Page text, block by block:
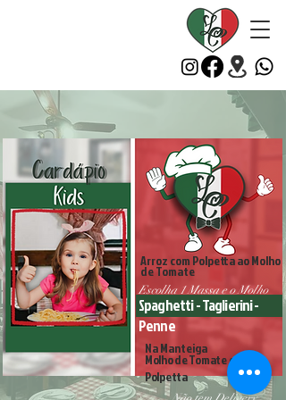
Spaghetti - Taglierini -
Penne
Na Manteiga
Molho de Tomate com
Polpetta
Arroz com Polpetta ao Molho
de Tomate
Escolha 1 Massa e o Molho